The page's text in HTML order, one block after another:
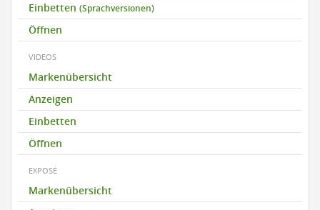
Einbetten (Sprachversionen)
Öffnen
VIDEOS
Markenübersicht
Anzeigen
Einbetten
Öffnen
EXPOSÉ
Markenübersicht